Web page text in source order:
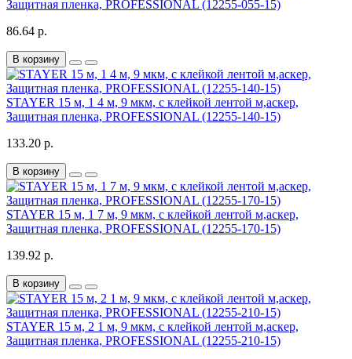
Защитная пленка, PROFESSIONAL (12255-055-15)
86.64 р.
В корзину
STAYER 15 м, 1 4 м, 9 мкм, с клейкой лентой м,аскер,
Защитная пленка, PROFESSIONAL (12255-140-15)
133.20 р.
В корзину
STAYER 15 м, 1 7 м, 9 мкм, с клейкой лентой м,аскер,
Защитная пленка, PROFESSIONAL (12255-170-15)
139.92 р.
В корзину
STAYER 15 м, 2 1 м, 9 мкм, с клейкой лентой м,аскер,
Защитная пленка, PROFESSIONAL (12255-210-15)